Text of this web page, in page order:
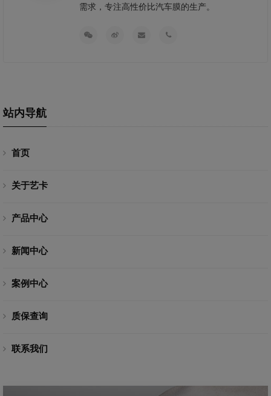
需求，专注高性价比汽车膜的生产。
站内导航
首页
关于艺卡
产品中心
新闻中心
案例中心
质保查询
联系我们